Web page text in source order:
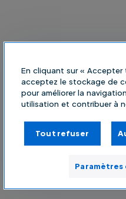
En cliquant sur «
acceptez le stockage de
pour améliorer la
utilisation et contribuer à
Tout refuser